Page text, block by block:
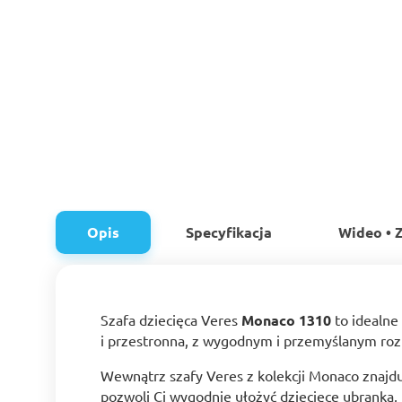
Opis Specyfikacja Wideo •
Szafa dziecięca Veres Monaco 1310 to idealne
i przestronna, z wygodnym i przemyślanym
Wewnątrz szafy Veres z kolekcji Monaco
pozwoli Ci wygodnie ułożyć dziecięce